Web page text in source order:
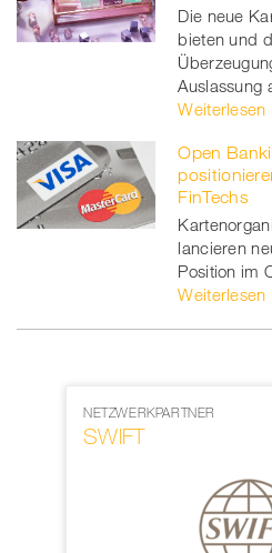
Die neue
bieten und
Auslassung
Weiterlesen
Open
FinTechs
lancieren
Position im
Weiterlesen
NETZWERKPARTNER
SWIFT